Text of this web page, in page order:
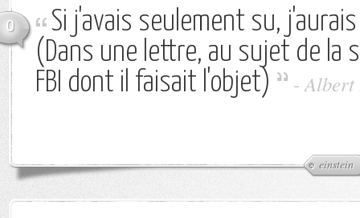
0
Si j'avais seulement su,
(Dans une lettre, au sujet de la
FBI dont il faisait l'objet)
-Albert
einstein